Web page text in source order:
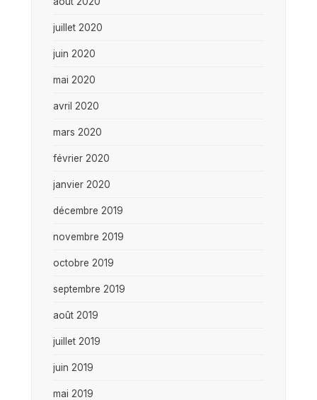
juillet 2020
juin 2020
mai 2020
avril 2020
mars 2020
février 2020
janvier 2020
décembre 2019
novembre 2019
octobre 2019
septembre 2019
août 2019
juillet 2019
juin 2019
mai 2019